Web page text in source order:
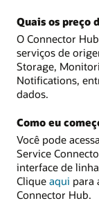
Quais os preço
O Connector
serviços de
Storage,
Notifications,
dados.
Como eu
Você pode
Service
interface de
Clique aqui para
Connector Hub.